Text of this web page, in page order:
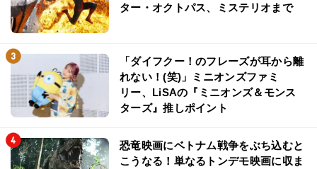
ター・オクトパス、ミステリオまで
「ダイフクー！のフレーズが耳から離
れない！(笑)」ミニオンズファミ
リー、LiSAの『ミニオンズ＆モンス
ターズ』推しポイント
恐竜映画にベトナム戦争をぶち込むと
こうなる！単なるトンデモ映画に収ま